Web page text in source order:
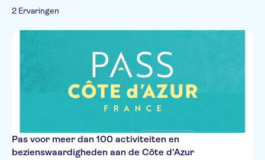
fietstochten
Overige sporten
Indoor fun
Personal transporter tours
Wateractiviteiten
Culinair
Folklore
Tickets en evenementen
2 Ervaringen
Pas voor meer dan 100 activiteiten en
bezienswaardigheden aan de Côte d'Azur